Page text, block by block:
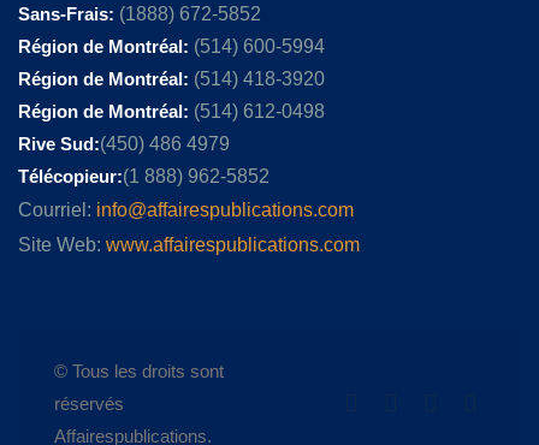
Sans-Frais: (1888) 672-5852
Région de Montréal: (514) 600-5994
Région de Montréal: (514) 418-3920
Région de Montréal: (514) 612-0498
Rive Sud:(450) 486 4979
Télécopieur:(1 888) 962-5852
Courriel: info@affairespublications.com
Site Web: www.affairespublications.com
© Tous les droits sont
réservés
Affairespublications.